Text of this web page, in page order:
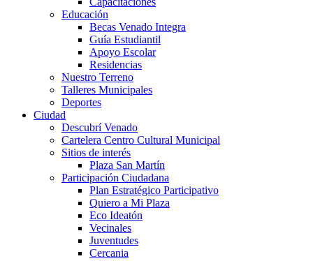
Educación
Becas Venado Integra
Guía Estudiantil
Apoyo Escolar
Residencias
Nuestro Terreno
Talleres Municipales
Deportes
Ciudad
Descubrí Venado
Cartelera Centro Cultural Municipal
Sitios de interés
Plaza San Martín
Participación Ciudadana
Plan Estratégico Participativo
Quiero a Mi Plaza
Eco Ideatón
Vecinales
Juventudes
Cercania